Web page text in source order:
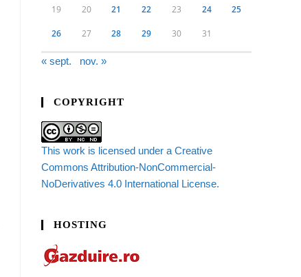
19 20 21 22 23 24 25
26 27 28 29 30 31
« sept. nov. »
COPYRIGHT
This work is licensed under a Creative
Commons Attribution-NonCommercial-
NoDerivatives 4.0 International License.
HOSTING